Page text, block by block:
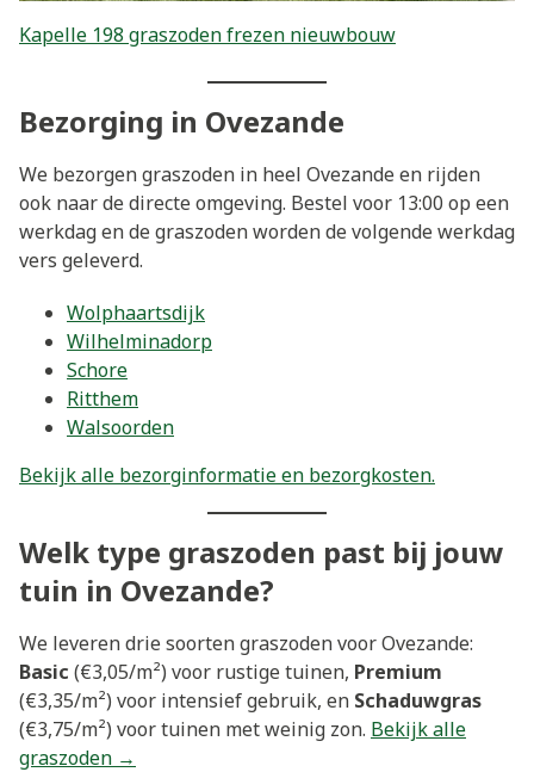
Kapelle 198 graszoden frezen nieuwbouw
Bezorging in Ovezande
We bezorgen graszoden in heel Ovezande en rijden
ook naar de directe omgeving. Bestel voor 13:00 op een
werkdag en de graszoden worden de volgende werkdag
vers geleverd.
Wolphaartsdijk
Wilhelminadorp
Schore
Ritthem
Walsoorden
Bekijk alle bezorginformatie en bezorgkosten.
Welk type graszoden past bij jouw
tuin in Ovezande?
We leveren drie soorten graszoden voor Ovezande:
Basic (€3,05/m²) voor rustige tuinen, Premium
(€3,35/m²) voor intensief gebruik, en Schaduwgras
(€3,75/m²) voor tuinen met weinig zon. Bekijk alle
graszoden →